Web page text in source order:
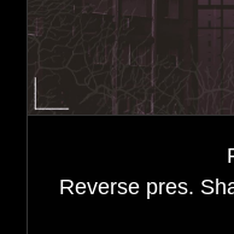
Reverse pres.